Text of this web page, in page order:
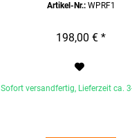
Artikel-Nr.:WPRF1
198,00 € *
Sofort versandfertig, Lieferzeit ca.